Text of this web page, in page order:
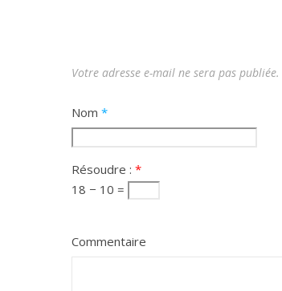
Votre adresse e-mail ne sera pas publiée.
Nom *
Résoudre : *
18 − 10 =
Commentaire